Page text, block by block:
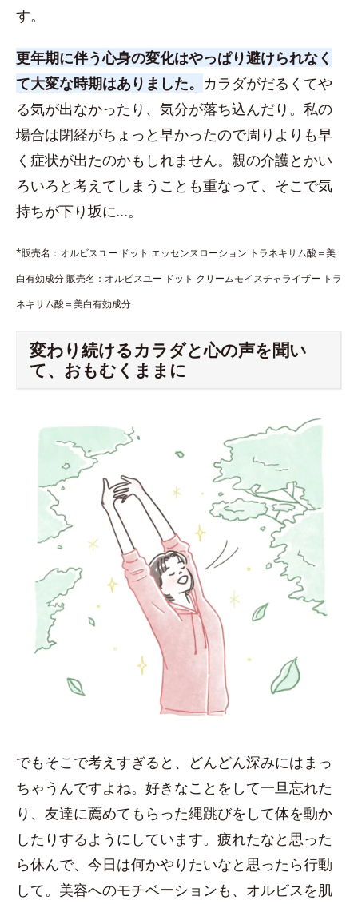
す。
更年期に伴う心身の変化はやっぱり避けられなく
て大変な時期はありました。 カラダがだるくてや
る気が出なかったり、気分が落ち込んだり。私の
場合は閉経がちょっと早かったので周りよりも早
く症状が出たのかもしれません。親の介護とかい
ろいろと考えてしまうことも重なって、そこで気
持ちが下り坂に…。
*販売名：オルビスユー ドット エッセンスローション トラネキサム酸＝美
白有効成分 販売名：オルビスユー ドット クリームモイスチャライザー トラ
ネキサム酸＝美白有効成分
変わり続けるカラダと心の声を聞い
て、おもむくままに
でもそこで考えすぎると、どんどん深みにはまっ
ちゃうんですよね。好きなことをして一旦忘れた
り、友達に薦めてもらった縄跳びをして体を動か
したりするようにしています。疲れたなと思った
ら休んで、今日は何かやりたいなと思ったら行動
して。美容へのモチベーションも、オルビスを肌